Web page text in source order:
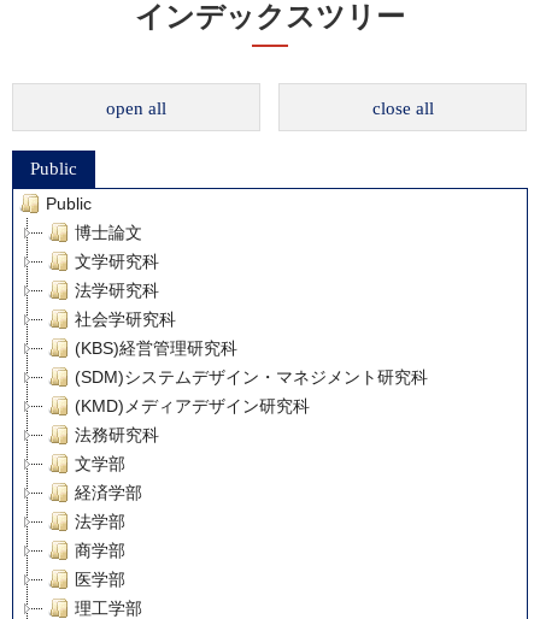
インデックスツリー
open all close all
Public
Public
博士論文
文学研究科
法学研究科
社会学研究科
(KBS)経営管理研究科
(SDM)システムデザイン・マネジメント研究科
(KMD)メディアデザイン研究科
法務研究科
文学部
経済学部
法学部
商学部
医学部
理工学部